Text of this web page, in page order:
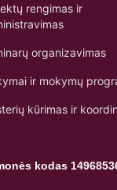
rengimas ir
organizavimas
ir mokymų
kūrimas ir
kodas